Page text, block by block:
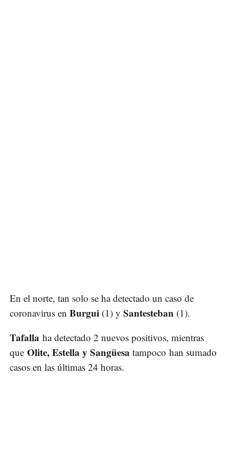
En el norte, tan solo se ha detectado un caso de
coronavirus en Burgui (1) y Santesteban (1).
Tafalla ha detectado 2 nuevos positivos, mientras
que Olite, Estella y Sangüesa tampoco han sumado
casos en las últimas 24 horas.